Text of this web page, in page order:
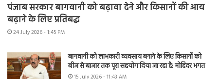
पंजाब सरकार बागवानी को बढ़ावा देने और किसानों की आय
बढ़ाने के लिए प्रतिबद्ध
24 July 2026 - 1:45 PM
बागवानी को लाभकारी व्यवसाय बनाने के लिए किसानों को
बीज से बाजार तक पूरा सहयोग दिया जा रहा है: मोहिंदर भगत
15 July 2026 - 11:43 AM